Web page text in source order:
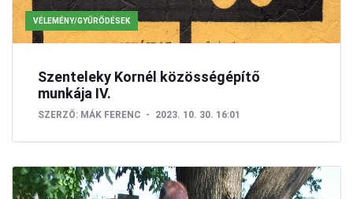
VÉLEMÉNY/GYŰRŐDÉSEK
Szenteleky Kornél közösségépítő
munkája IV.
SZERZŐ: MÁK FERENC 2023. 10. 30. 16:01